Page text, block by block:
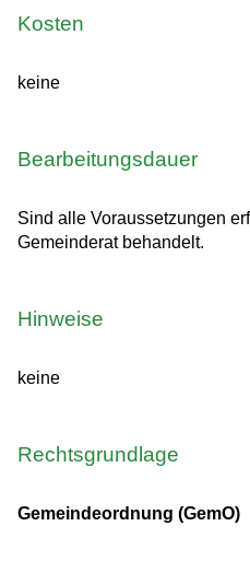
Kosten
keine
Bearbeitungsdauer
Sind alle Voraussetzungen
Gemeinderat behandelt.
Hinweise
keine
Rechtsgrundlage
Gemeindeordnung (GemO)